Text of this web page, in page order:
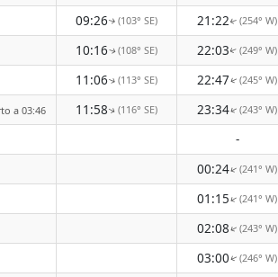
09:26↑(103° SE) 21:22↑(254° W)
10:16↑(108° SE) 22:03↑(249° W)
11:06↑(113° SE) 22:47↑(245° W)
a 03:46 11:58↑(116° SE) 23:34↑(243° W)
-
00:24↑(241° W)
01:15↑(241° W)
02:08↑(243° W)
03:00↑(246° W)